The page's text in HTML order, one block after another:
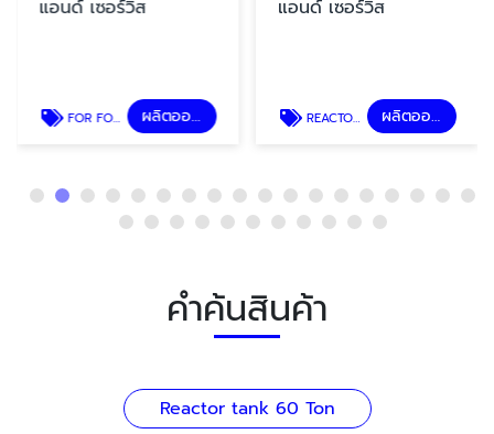
แอนด์ เซอร์วิส
FOR FOOD AND CHEMICAL ผลิตออกแบบถังอุตสาหกรรม
แอนด์ เซอร์วิส
REACTOR TANK SUS 316 L. ผลิตออกแบบถังอุตสาหกรรม
คำค้นสินค้า
Reactor tank 60 Ton